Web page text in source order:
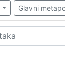
Glavni